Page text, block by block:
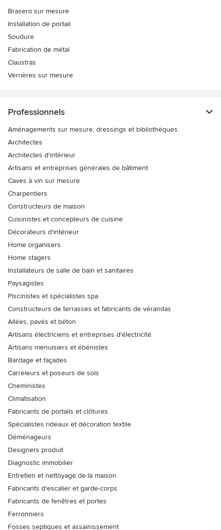
Brasero sur mesure
Installation de portail
Soudure
Fabrication de métal
Claustras
Verrières sur mesure
Professionnels
Aménagements sur mesure, dressings et bibliothèques
Architectes
Architectes d'intérieur
Artisans et entreprises générales de bâtiment
Caves à vin sur mesure
Charpentiers
Constructeurs de maison
Cuisinistes et concepteurs de cuisine
Décorateurs d'intérieur
Home organisers
Home stagers
Installateurs de salle de bain et sanitaires
Paysagistes
Piscinistes et spécialistes spa
Constructeurs de terrasses et fabricants de vérandas
Allées, pavés et béton
Artisans électriciens et entreprises d'électricité
Artisans menuisiers et ébénistes
Bardage et façades
Carreleurs et poseurs de sols
Cheministes
Climatisation
Fabricants de portails et clôtures
Spécialistes rideaux et décoration textile
Déménageurs
Designers produit
Diagnostic immobilier
Entretien et nettoyage de la maison
Fabricants d'escalier et garde-corps
Fabricants de fenêtres et portes
Ferronniers
Fosses septiques et assainissement